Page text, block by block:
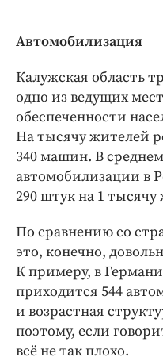
Автомобилизация
Калужская область
одно из ведущих
обеспеченности
На тысячу жителей
340 машин. В
автомобилизации в
290 штук на 1
По сравнению со
это, конечно,
К примеру, в
приходится 544
и возрастная
поэтому, если
всё не так плохо.